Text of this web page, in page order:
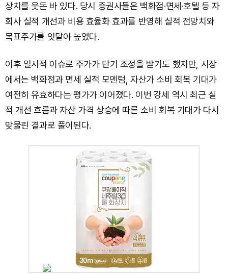
상치를 웃돈 바 있다. 당시 증권사들은 백화점·면세·호텔 등 자
회사 실적 개선과 비용 효율화 효과를 반영해 실적 전망치와
목표주가를 잇달아 높였다.
이후 일시적 이슈로 주가가 단기 조정을 받기도 했지만, 시장
에서는 백화점과 면세 실적 모멘텀, 자산가 소비 회복 기대가
여전히 유효하다는 평가가 이어졌다. 이번 강세 역시 최근 실
적 개선 흐름과 자산 가격 상승에 따른 소비 회복 기대가 다시
맞물린 결과로 풀이된다.